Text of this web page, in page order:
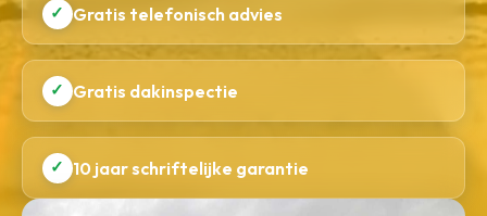
✓ Gratis telefonisch advies
✓ Gratis dakinspectie
✓ 10 jaar schriftelijke garantie